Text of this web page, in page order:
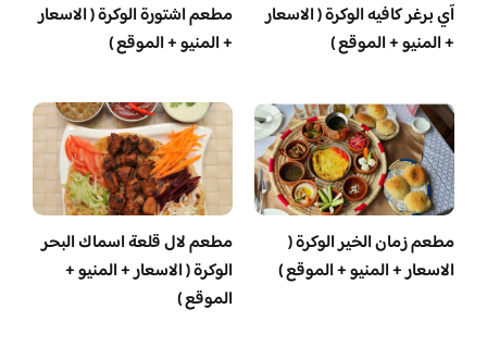
آي برغر كافيه الوكرة ( الاسعار
+ المنيو + الموقع )
مطعم اشتورة الوكرة ( الاسعار
+ المنيو + الموقع )
مطعم زمان الخير الوكرة (
الاسعار + المنيو + الموقع )
مطعم لال قلعة اسماك البحر
الوكرة ( الاسعار + المنيو +
الموقع )